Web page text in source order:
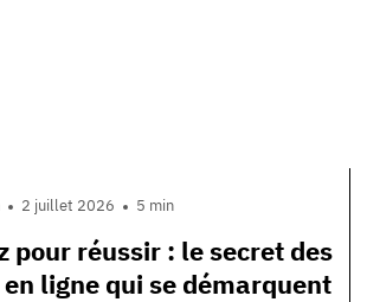
2 juillet 2026 5 min
pour réussir : le secret des
ligne qui se démarquent